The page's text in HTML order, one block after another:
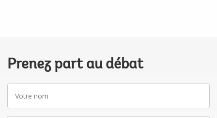
Prenez part au débat
nom